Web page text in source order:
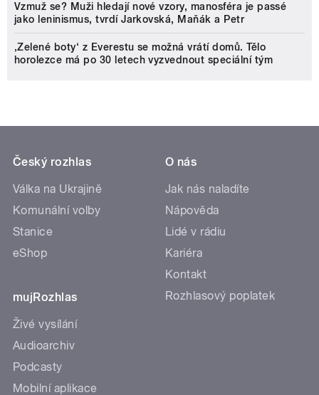
Vzmuž se? Muži hledají nové vzory, manosféra je passé
jako leninismus, tvrdí Jarkovská, Maňák a Petr
‚Zelené boty‘ z Everestu se možná vrátí domů. Tělo
horolezce má po 30 letech vyzvednout speciální tým
Český rozhlas
Válka na Ukrajině
Komunální volby
Stanice
eShop
mujRozhlas
Živé vysílání
Audioarchiv
Podcasty
Mobilní aplikace
O nás
Jak nás naladíte
Nápověda
Lidé v rádiu
Kariéra
Kontakt
Rozhlasový poplatek